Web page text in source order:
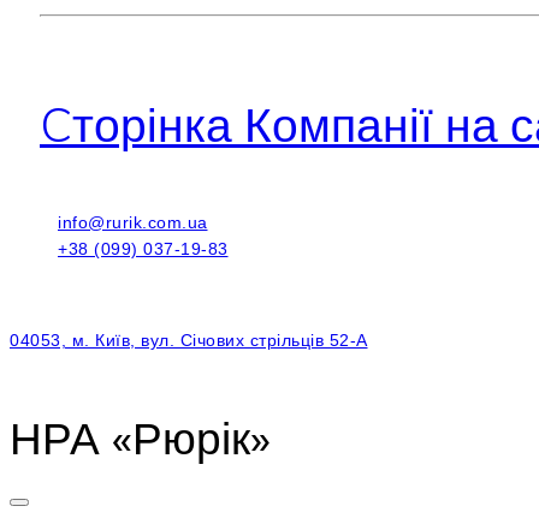
Cторінка Компанії на
info@rurik.com.ua
+38 (099) 037-19-83
04053, м. Київ, вул. Січових стрільців 52-А
НРА «Рюрік»